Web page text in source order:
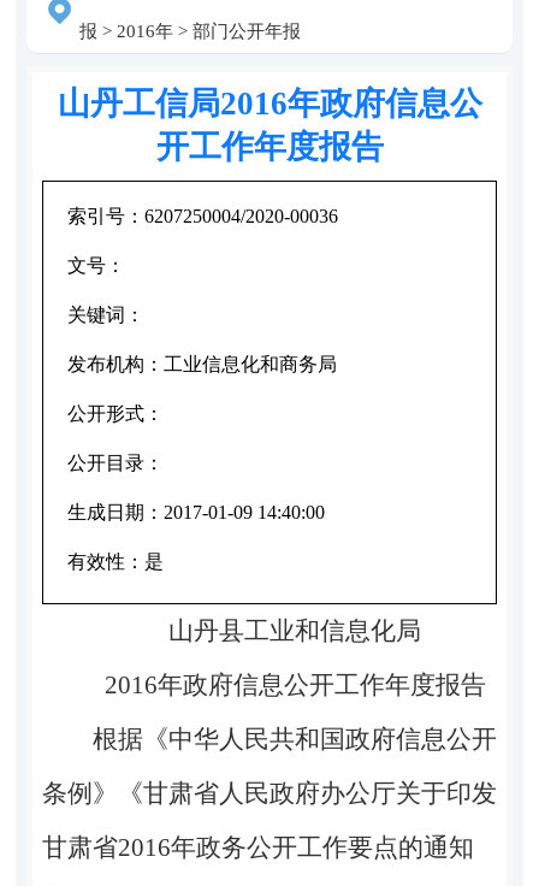
报 > 2016年> 部门公开年报
山丹工信局2016年政府信息公
开工作年度报告
索引号： 6207250004/2020-00036
文号：
关键词：
发布机构： 工业信息化和商务局
公开形式：
公开目录：
生成日期： 2017-01-09 14:40:00
有效性： 是
山丹县工业和信息化局
2016年政府信息公开工作年度报告
根据《中华人民共和国政府信息公开
条例》《甘肃省人民政府办公厅关于印发
甘肃省2016年政务公开工作要点的通知